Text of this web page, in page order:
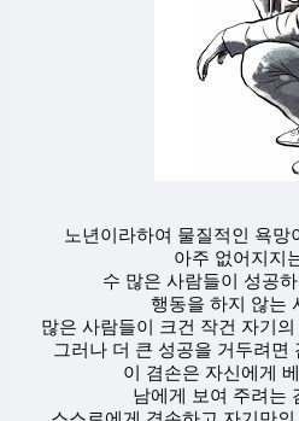
노년이라하여 물질적인 욕망
아주 없어지지
수 많은 사람들이 성공
행동을 하지 않는
많은 사람들이 크건 작건 자기
그러나 더 큰 성공을 거두려면
이 겸손은 자신에게
남에게 보여 주려는